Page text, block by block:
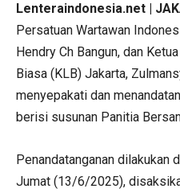
Lenteraindonesia.net |
Persatuan Wartawan
Hendry Ch Bangun, dan
Biasa (KLB) Jakarta,
menyepakati dan
berisi susunan Panitia
Penandatanganan dilakukan
Jumat (13/6/2025),